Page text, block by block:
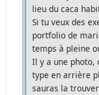
lieu du caca
Si tu veux des
portfolio de
temps à pleine
Il y a une photo,
type en arrière
sauras la